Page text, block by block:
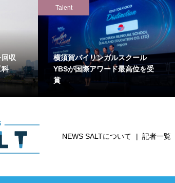
収
Talent
横須賀バイリンガルスクール
YBSが国際アワード最高位を受
賞
NEWS SALTについて 記者一覧